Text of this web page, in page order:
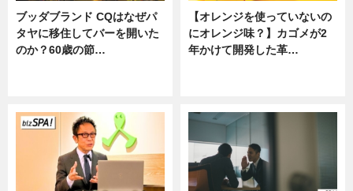
ブッダブランド CQはなぜパ
タヤに移住してバーを開いた
のか？60歳の節…
【オレンジを使っていないの
にオレンジ味？】カゴメが2
年かけて開発した革…